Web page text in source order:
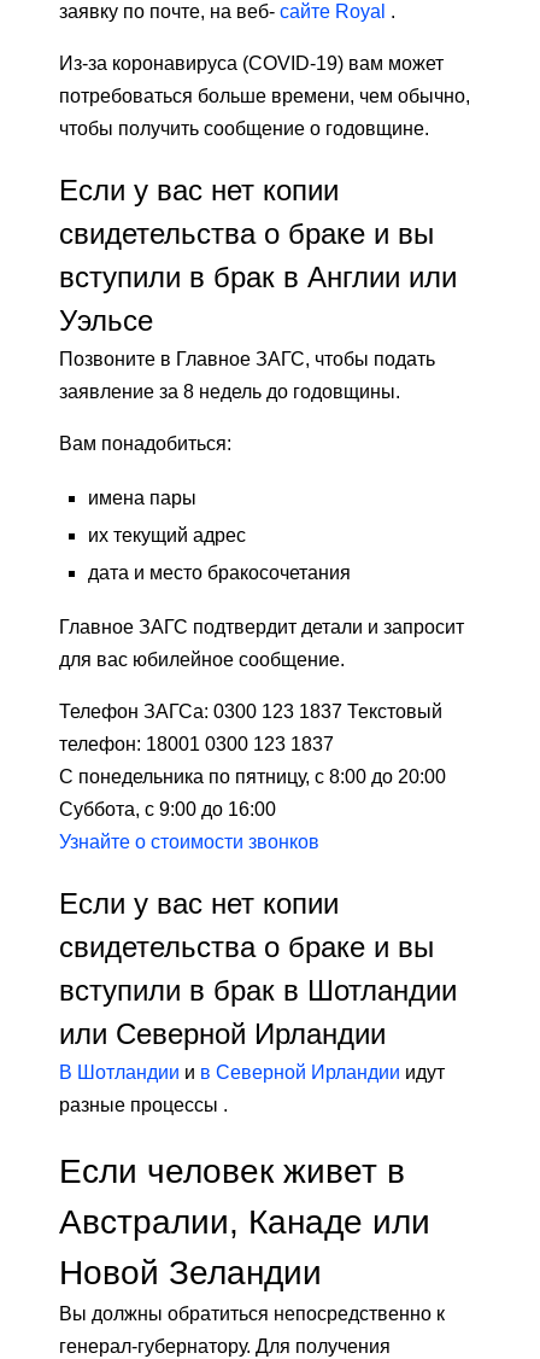
заявку по почте, на веб- сайте Royal .
Из-за коронавируса (COVID-19) вам может
потребоваться больше времени, чем обычно,
чтобы получить сообщение о годовщине.
Если у вас нет копии
свидетельства о браке и вы
вступили в брак в Англии или
Уэльсе
Позвоните в Главное ЗАГС, чтобы подать
заявление за 8 недель до годовщины.
Вам понадобиться:
имена пары
их текущий адрес
дата и место бракосочетания
Главное ЗАГС подтвердит детали и запросит
для вас юбилейное сообщение.
Телефон ЗАГСа: 0300 123 1837 Текстовый
телефон: 18001 0300 123 1837
С понедельника по пятницу, с 8:00 до 20:00
Суббота, с 9:00 до 16:00
Узнайте о стоимости звонков
Если у вас нет копии
свидетельства о браке и вы
вступили в брак в Шотландии
или Северной Ирландии
В Шотландии и в Северной Ирландии идут
разные процессы .
Если человек живет в
Австралии, Канаде или
Новой Зеландии
Вы должны обратиться непосредственно к
генерал-губернатору. Для получения